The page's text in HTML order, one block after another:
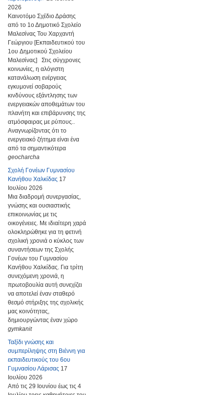
2026
Καινοτόμο Σχέδιο Δράσης
από το 1ο Δημοτικό Σχολείο
Μαλεσίνας Του Χαρχαντή
Γεώργιου [Εκπαιδευτικού του
1ου Δημοτικού Σχολείου
Μαλεσίνας] Στις σύγχρονες
κοινωνίες, η αλόγιστη
κατανάλωση ενέργειας
εγκυμονεί σοβαρούς
κινδύνους εξάντλησης των
ενεργειακών αποθεμάτων του
πλανήτη και επιβάρυνσης της
ατμόσφαιρας με ρύπους..
Αναγνωρίζοντας ότι το
ενεργειακό ζήτημα είναι ένα
από τα σημαντικότερα
geocharcha
Σχολή Γονέων Γυμνασίου
Κανήθου Χαλκίδας 17
Ιουλίου 2026
Μια διαδρομή συνεργασίας,
γνώσης και ουσιαστικής
επικοινωνίας με τις
οικογένειες. Με ιδιαίτερη χαρά
ολοκληρώθηκε για τη φετινή
σχολική χρονιά ο κύκλος των
συναντήσεων της Σχολής
Γονέων του Γυμνασίου
Κανήθου Χαλκίδας. Για τρίτη
συνεχόμενη χρονιά, η
πρωτοβουλία αυτή συνεχίζει
να αποτελεί έναν σταθερό
θεσμό στήριξης της σχολικής
μας κοινότητας,
δημιουργώντας έναν χώρο
gymkanit
Ταξίδι γνώσης και
συμπερίληψης στη Βιέννη για
εκπαιδευτικούς του 6ου
Γυμνασίου Λάρισας 17
Ιουλίου 2026
Από τις 29 Ιουνίου έως τις 4